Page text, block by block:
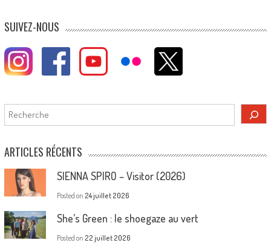
SUIVEZ-NOUS
Rechercher
ARTICLES RÉCENTS
SIENNA SPIRO – Visitor (2026)
Posted on 24 juillet 2026
She’s Green : le shoegaze au vert
Posted on 22 juillet 2026